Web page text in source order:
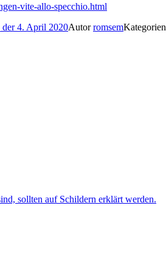
vite-allo-specchio.html
der 4. April 2020AutorromsemKategorien
sollten auf Schildern erklärt werden.